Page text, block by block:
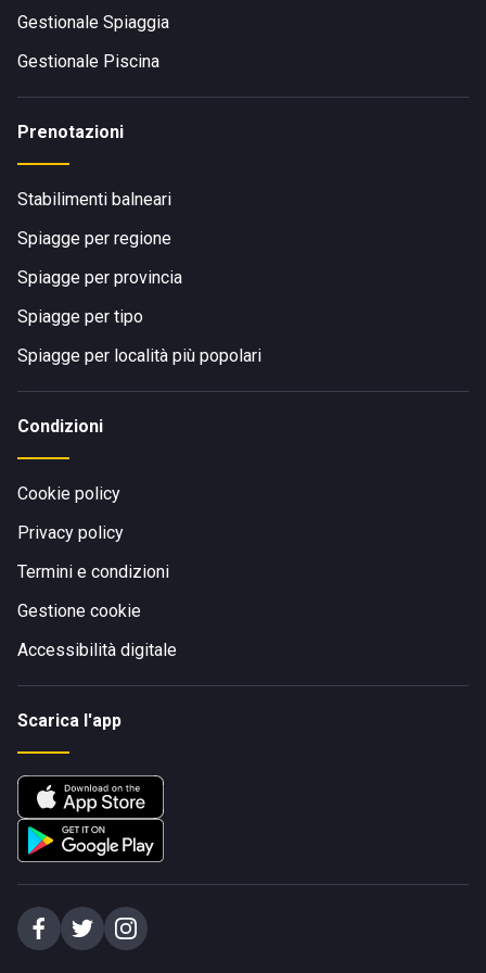
Gestionale Spiaggia
Gestionale Piscina
Prenotazioni
Stabilimenti balneari
Spiagge per regione
Spiagge per provincia
Spiagge per tipo
Spiagge per località più popolari
Condizioni
Cookie policy
Privacy policy
Termini e condizioni
Gestione cookie
Accessibilità digitale
Scarica l'app